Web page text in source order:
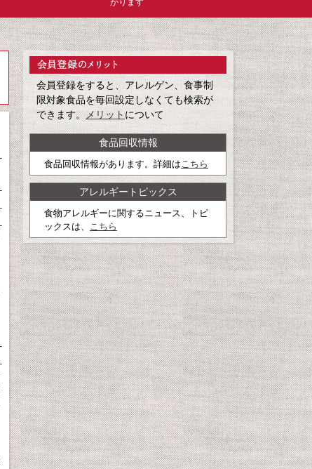
かります
会員登録をすると、アレルゲン、食事制
限対象食品を毎回設定しなくても検索が
できます。メリットについて
食品回収情報
食品回収情報があります。詳細は こちら
アレルギートピックス
食物アレルギーに関するニュース、トピ
ックスは、
こちら